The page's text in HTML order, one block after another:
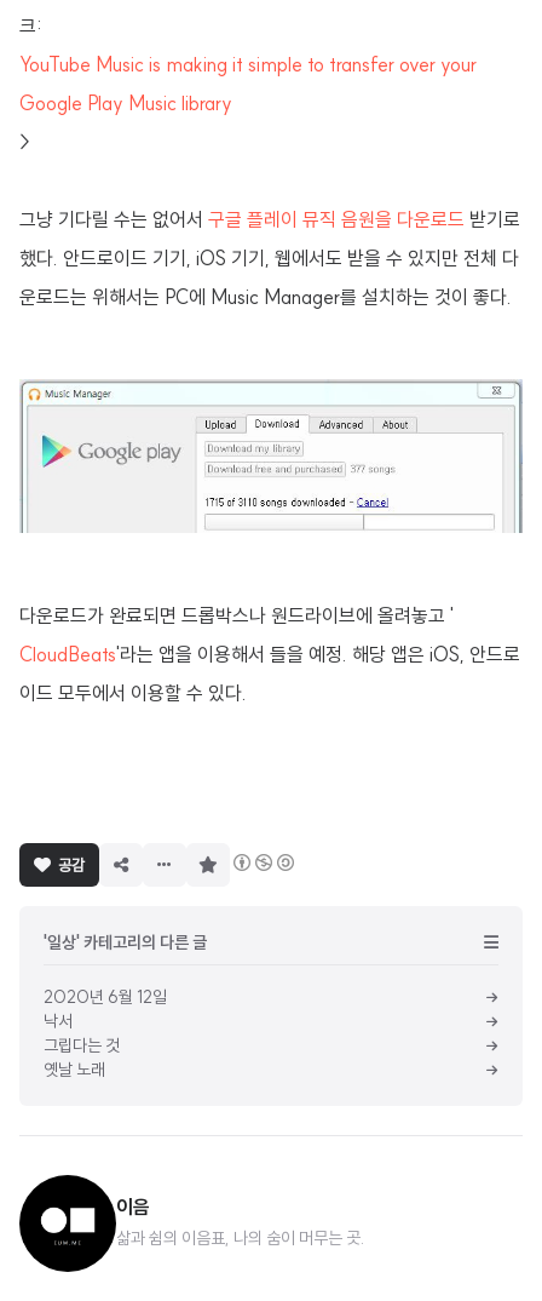
크:
YouTube Music is making it simple to transfer over your
Google Play Music library
>
그냥 기다릴 수는 없어서 구글 플레이 뮤직 음원을 다운로드 받기로
했다. 안드로이드 기기, iOS 기기, 웹에서도 받을 수 있지만 전체 다
운로드는 위해서는 PC에 Music Manager를 설치하는 것이 좋다.
다운로드가 완료되면 드롭박스나 원드라이브에 올려놓고 '
CloudBeats'라는 앱을 이용해서 들을 예정. 해당 앱은 iOS, 안드로
이드 모두에서 이용할 수 있다.
공감
'일상' 카테고리의 다른 글
2020년 6월 12일
낙서
그립다는 것
옛날 노래
이음ㅤ
삶과 쉼의 이음표, 나의 숨이 머무는 곳.